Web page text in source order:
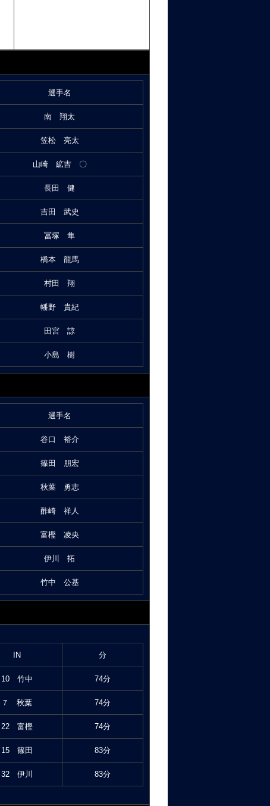
選手名
南 翔太
笠松 亮太
山崎 絋吉 〇
長田 健
吉田 武史
冨塚 隼
橋本 龍馬
村田 翔
幡野 貴紀
田宮 諒
小島 樹
選手名
谷口 裕介
篠田 朋宏
秋葉 勇志
酢崎 祥人
富樫 凌央
伊川 拓
竹中 公基
IN 分
10 竹中 74分
７ 秋葉 74分
22 富樫 74分
15 篠田 83分
32 伊川 83分